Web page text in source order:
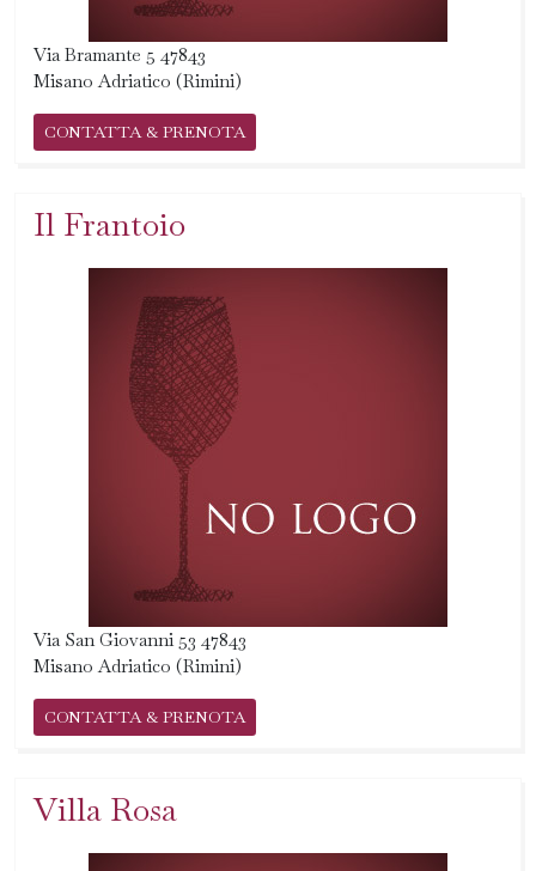
Via Bramante 5 47843
Misano Adriatico (Rimini)
CONTATTA & PRENOTA
Il Frantoio
Via San Giovanni 53 47843
Misano Adriatico (Rimini)
CONTATTA & PRENOTA
Villa Rosa